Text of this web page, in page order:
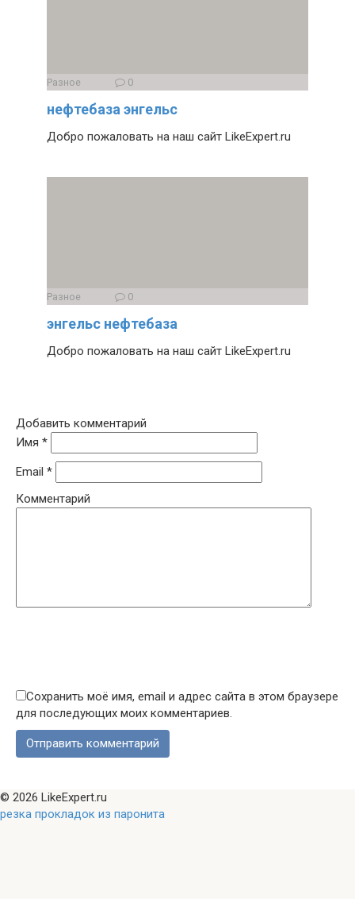
Разное 0
нефтебаза энгельс
Добро пожаловать на наш сайт LikeExpert.ru
Разное 0
энгельс нефтебаза
Добро пожаловать на наш сайт LikeExpert.ru
Добавить комментарий
Имя *
Email *
Комментарий
Сохранить моё имя, email и адрес сайта в этом браузере
для последующих моих комментариев.
© 2026 LikeExpert.ru
резка прокладок из паронита